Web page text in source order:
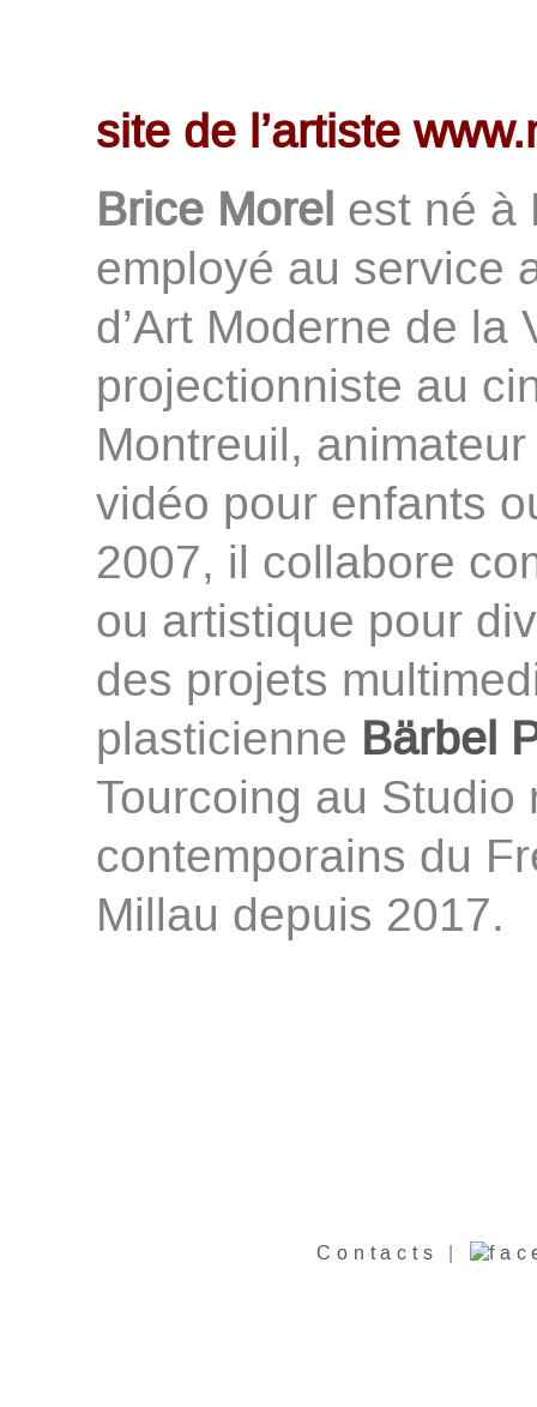
site de l’artiste
Brice Morel est né à
employé au service
d’Art Moderne de la
projectionniste au
Montreuil,
vidéo pour enfants
2007, il collabore
ou artistique pour
des projets
plasticienne Bärbel
Tourcoing au Studio
contemporains du
Millau depuis 2017.
Contacts